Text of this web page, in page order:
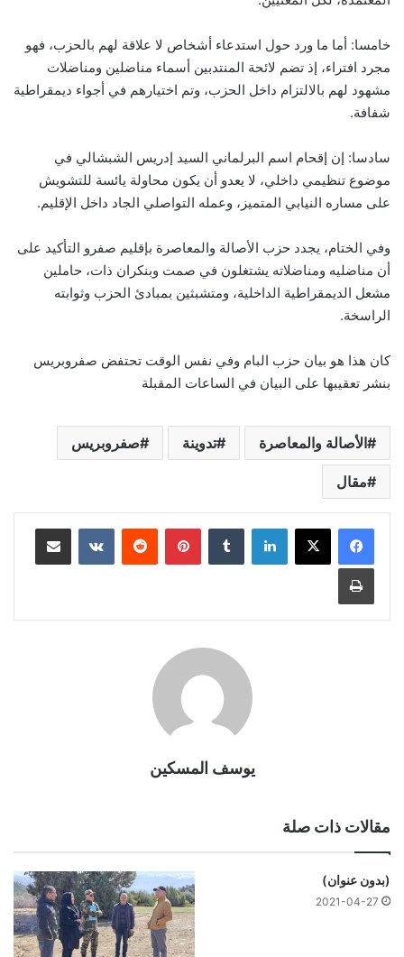
خامسا: أما ما ورد حول استدعاء أشخاص لا علاقة لهم بالحزب، فهو
مجرد افتراء، إذ تضم لائحة المنتدبين أسماء مناضلين ومناضلات
مشهود لهم بالالتزام داخل الحزب، وتم اختيارهم في أجواء ديمقراطية
شفافة.
سادسا: إن إقحام اسم البرلماني السيد إدريس الشبشالي في
موضوع تنظيمي داخلي، لا يعدو أن يكون محاولة يائسة للتشويش
على مساره النيابي المتميز، وعمله التواصلي الجاد داخل الإقليم.
وفي الختام، يجدد حزب الأصالة والمعاصرة بإقليم صفرو التأكيد على
أن مناضليه ومناضلاته يشتغلون في صمت وبنكران ذات، حاملين
مشعل الديمقراطية الداخلية، ومتشبثين بمبادئ الحزب وثوابته
الراسخة.
كان هذا هو بيان حزب البام وفي نفس الوقت تحتفض صفروبريس
بنشر تعقيبها على البيان في الساعات المقبلة
الأصالة والمعاصرة تدوينة صفروبريس
مقال
لينكدإن بينتيريست مشاركة عبر البريد
طباعة
يوسف المسكين
مقالات ذات صلة
(بدون عنوان)
2021-04-27